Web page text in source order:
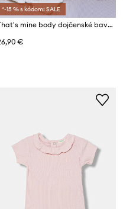
*-15 % s kódom: SALE
That's mine body dojčenské bavlnené
€